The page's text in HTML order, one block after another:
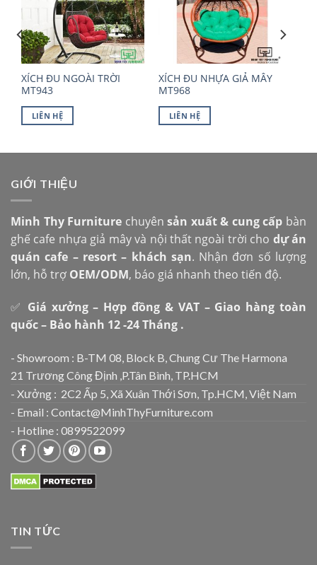
XÍCH ĐU NGOÀI TRỜI
MT943
LIÊN HỆ
XÍCH ĐU NHỰA GIẢ MÂY
MT968
LIÊN HỆ
GIỚI THIỆU
Minh Thy Furniture chuyênsản xuất & cung cấp bàn
ghế cafe nhựa giả mây và nội thất ngoài trời cho dự án
quán cafe – resort – khách sạn. Nhận đơn số lượng
lớn, hỗ trợ OEM/ODM, báo giá nhanh theo tiến độ.
✅ Giá xưởng – Hợp đồng & VAT – Giao hàng toàn
quốc – Bảo hành 12 -24 Tháng .
- Showroom : B-TM 08, Block B, Chung Cư The Harmona
21 Trương Công Định ,P.Tân Bình, TP.HCM
- Xưởng : 2C2 Ấp 5, Xã Xuân Thới Sơn, Tp.HCM, Việt Nam
- Email : Contact@MinhThyFurniture.com
- Hotline : 0899522099
TIN TỨC